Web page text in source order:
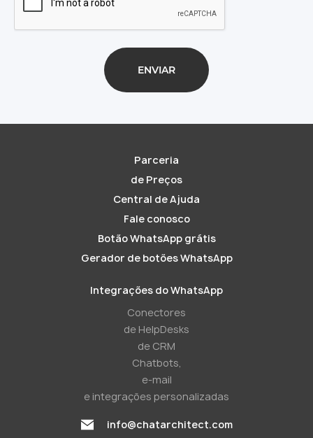
Parceria
de Preços
Central de Ajuda
Fale conosco
Botão WhatsApp grátis
Gerador de botões WhatsApp
Integrações do WhatsApp
Conectores
de HelpDesks
de CRM
Chatbots,
e-mail
e integrações personalizadas
info@chatarchitect.com